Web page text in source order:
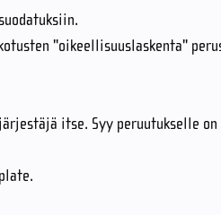
"oikeellisuuslaskenta"
itse. Syy peruutukselle